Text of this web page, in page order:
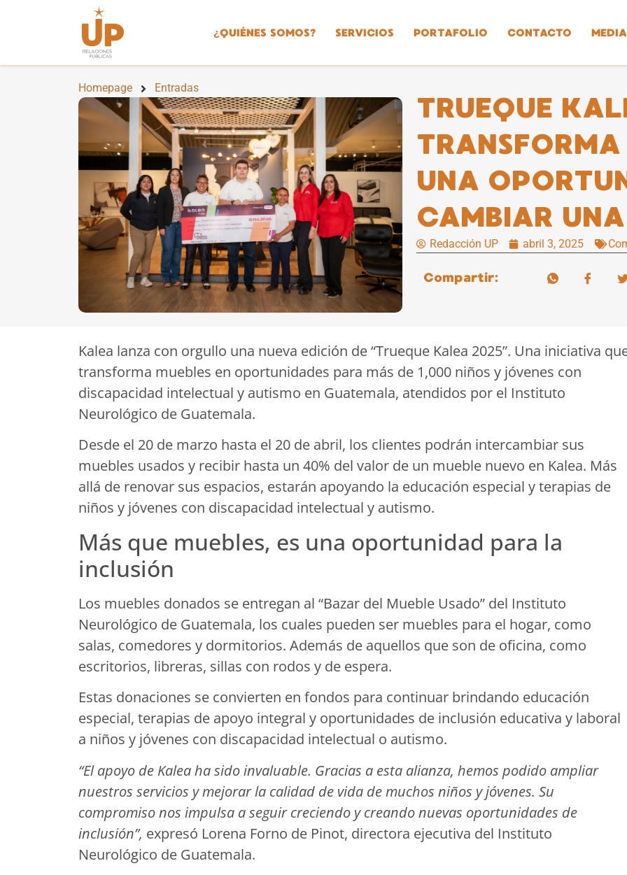
¿QUIÉNES SOMOS? SERVICIOS PORTAFOLIO CONTACTO MEDIA
Homepage Entradas
TRUEQUE
UNA
CAMBIAR
Redacción UP abril 3, 2025
Compartir:
Kalea lanza con orgullo una nueva edición de “Trueque Kalea 2025”. Una iniciativa
transforma muebles en oportunidades para más de 1,000 niños y jóvenes con
discapacidad intelectual y autismo en Guatemala, atendidos por el Instituto
Neurológico de Guatemala.
Desde el 20 de marzo hasta el 20 de abril, los clientes podrán intercambiar sus
muebles usados y recibir hasta un 40% del valor de un mueble nuevo en Kalea. Más
allá de renovar sus espacios, estarán apoyando la educación especial y terapias de
niños y jóvenes con discapacidad intelectual y autismo.
Más que muebles, es una oportunidad para la
inclusión
Los muebles donados se entregan al “Bazar del Mueble Usado” del Instituto
Neurológico de Guatemala, los cuales pueden ser muebles para el hogar, como
salas, comedores y dormitorios. Además de aquellos que son de oficina, como
escritorios, libreras, sillas con rodos y de espera.
Estas donaciones se convierten en fondos para continuar brindando educación
especial, terapias de apoyo integral y oportunidades de inclusión educativa y laboral
a niños y jóvenes con discapacidad intelectual o autismo.
“El apoyo de Kalea ha sido invaluable. Gracias a esta alianza, hemos podido ampliar
nuestros servicios y mejorar la calidad de vida de muchos niños y jóvenes. Su
compromiso nos impulsa a seguir creciendo y creando nuevas oportunidades de
inclusión”, expresó Lorena Forno de Pinot, directora ejecutiva del Instituto
Neurológico de Guatemala.